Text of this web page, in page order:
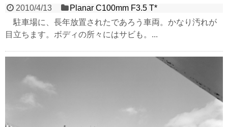
2010/4/13
Planar C100mm F3.5 T*
駐車場に、長年放置されたであろう車両。かなり汚れが
目立ちます。ボディの所々にはサビも。...